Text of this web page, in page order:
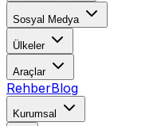
Sosyal Medya
Ülkeler
Araçlar
RehberBlog
Kurumsal